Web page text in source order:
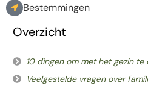
Overzicht
10 dingen om met het gezin
Veelgestelde vragen over
Bestemmingen